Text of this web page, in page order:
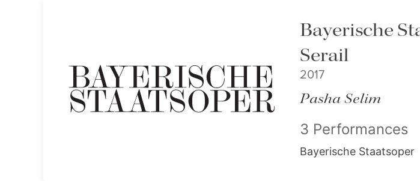
Bayerische
Serail
2017
Pasha Selim
3 Performances
Bayerische Staatsoper